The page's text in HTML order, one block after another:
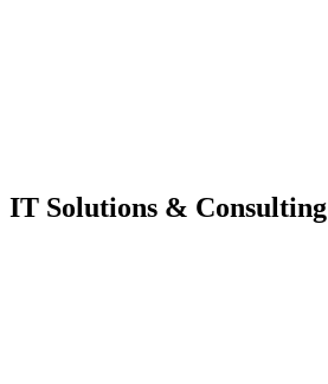
IT Solutions & Consulting